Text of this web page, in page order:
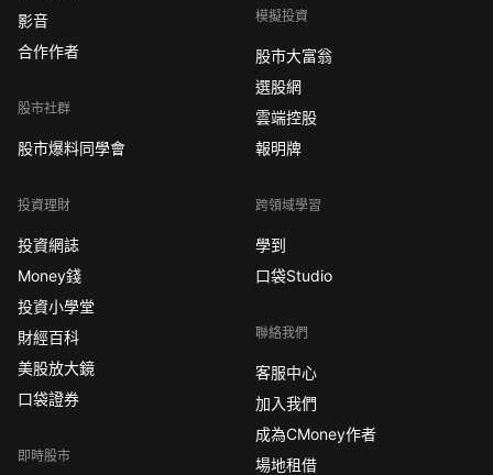
影音
合作作者
股市社群
股市爆料同學會
投資理財
投資網誌
Money錢
投資小學堂
財經百科
美股放大鏡
口袋證券
即時股市
模擬投資
股市大富翁
選股網
雲端控股
報明牌
跨領域學習
學到
口袋Studio
聯絡我們
客服中心
加入我們
成為CMoney作者
場地租借